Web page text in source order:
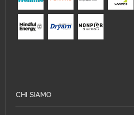
CHI SIAMO